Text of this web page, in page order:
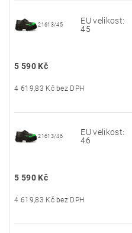
21613/45
EU velikost:
45
5 590 Kč
4 619,83 Kč bez DPH
21613/46
EU velikost:
46
5 590 Kč
4 619,83 Kč bez DPH